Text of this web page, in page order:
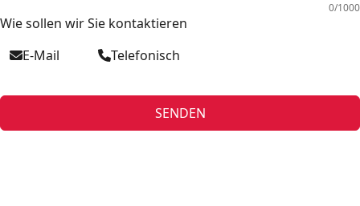
0/1000
Wie sollen wir Sie kontaktieren
E-Mail
Telefonisch
SENDEN